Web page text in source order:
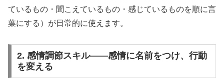
ているもの・聞こえているもの・感じているものを順に言
葉にする）が日常的に使えます。
2. 感情調節スキル——感情に名前をつけ、行動
を変える